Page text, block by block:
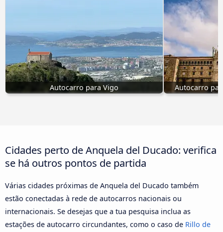
Autocarro para Vigo Autocarro
Cidades perto de Anquela del Ducado: verifica
se há outros pontos de partida
Várias cidades próximas de Anquela del Ducado também
estão conectadas à rede de autocarros nacionais ou
internacionais. Se desejas que a tua pesquisa inclua as
estações de autocarro circundantes, como o caso de Rillo de